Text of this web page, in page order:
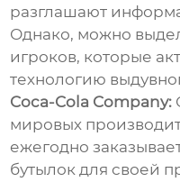
разглашают
Однако, можно
игроков, которые
технологию
Coca-Cola Company:
мировых
ежегодно
бутылок для своей